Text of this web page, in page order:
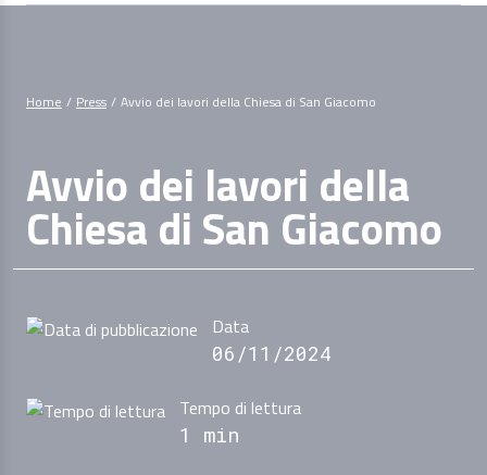
Home / Press / Avvio dei lavori della Chiesa di San Giacomo
Avvio dei lavori della
Chiesa di San Giacomo
Data
06/11/2024
Tempo di lettura
1 min